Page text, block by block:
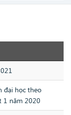
đại học theo
1 năm 2020